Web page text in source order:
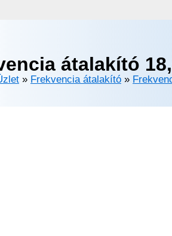
átalakító
» Frekvencia átalakító »